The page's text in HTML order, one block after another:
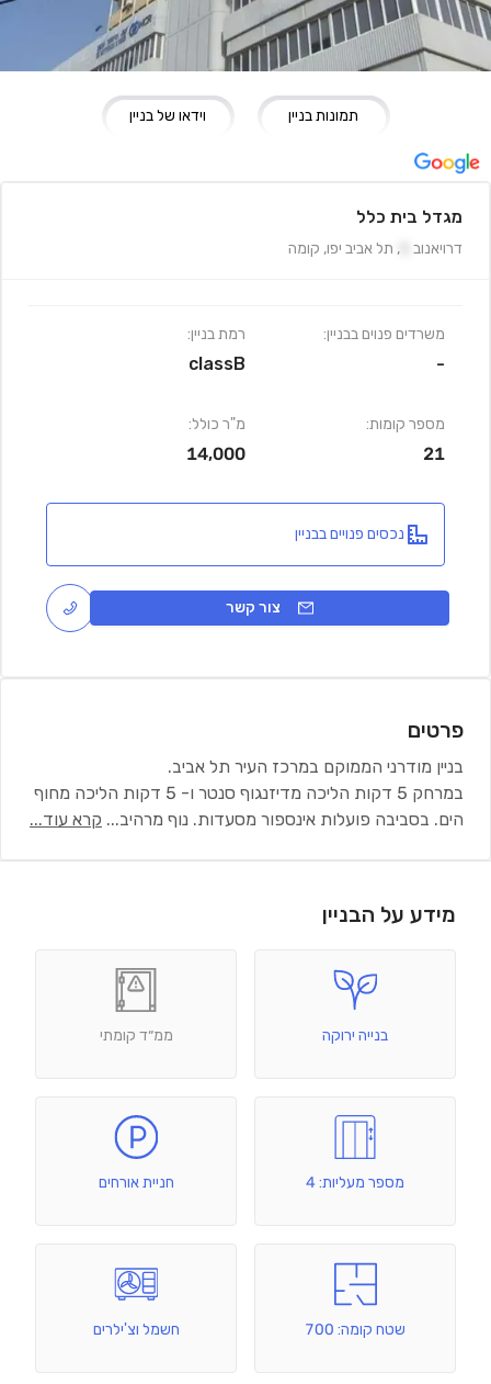
תמונות בניין וידאו של בניין
מגדל בית כלל
דרויאנוב , תל אביב יפו, קומה
משרדים פנוים בבניין:
-
מספר קומות:
21
רמת בניין:
classB
מ"ר כולל:
14,000
נכסים פנויים בבניין
צור קשר
פרטים
בניין מודרני הממוקם במרכז העיר תל אביב.
במרחק 5 דקות הליכה מדיזנגוף סנטר ו- 5 דקות הליכה מחוף
הים. בסביבה פועלות אינספור מסעדות. נוף מרהיב... קרא עוד...
מידע על הבניין
בנייה ירוקה ממ״ד קומתי
מספר מעליות: 4 חניית אורחים
שטח קומה: 700 חשמל וצ'ילרים